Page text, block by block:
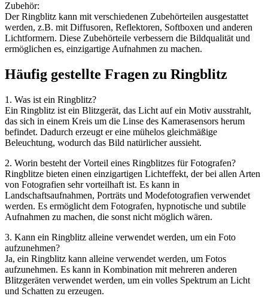
Zubehör:
Der Ringblitz kann mit verschiedenen Zubehörteilen ausgestattet
werden, z.B. mit Diffusoren, Reflektoren, Softboxen und anderen
Lichtformern. Diese Zubehörteile verbessern die Bildqualität und
ermöglichen es, einzigartige Aufnahmen zu machen.
Häufig gestellte Fragen zu Ringblitz
1. Was ist ein Ringblitz?
Ein Ringblitz ist ein Blitzgerät, das Licht auf ein Motiv ausstrahlt,
das sich in einem Kreis um die Linse des Kamerasensors herum
befindet. Dadurch erzeugt er eine mühelos gleichmäßige
Beleuchtung, wodurch das Bild natürlicher aussieht.
2. Worin besteht der Vorteil eines Ringblitzes für Fotografen?
Ringblitze bieten einen einzigartigen Lichteffekt, der bei allen Arten
von Fotografien sehr vorteilhaft ist. Es kann in
Landschaftsaufnahmen, Porträts und Modefotografien verwendet
werden. Es ermöglicht dem Fotografen, hypnotische und subtile
Aufnahmen zu machen, die sonst nicht möglich wären.
3. Kann ein Ringblitz alleine verwendet werden, um ein Foto
aufzunehmen?
Ja, ein Ringblitz kann alleine verwendet werden, um Fotos
aufzunehmen. Es kann in Kombination mit mehreren anderen
Blitzgeräten verwendet werden, um ein volles Spektrum an Licht
und Schatten zu erzeugen.